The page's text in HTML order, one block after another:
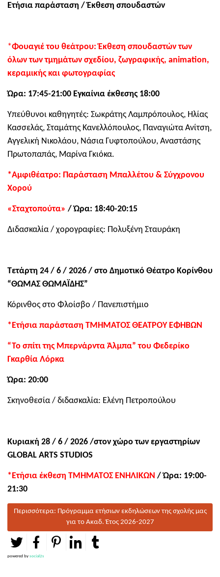
Ετήσια παράσταση / Έκθεση σπουδαστών
*Φουαγιέ του θεάτρου: Έκθεση σπουδαστών των
όλων των τμημάτων σχεδίου, ζωγραφικής, animation,
κεραμικής και φωτογραφίας
Ώρα: 17:45-21:00 Εγκαίνια έκθεσης 18:00
Υπεύθυνοι καθηγητές: Σωκράτης Λαμπρόπουλος, Ηλίας
Κασσελάς, Σταμάτης Κανελλόπουλος, Παναγιώτα Ανίτση,
Αγγελική Νικολάου, Νάσια Γυφτοπούλου, Αναστάσης
Πρωτοπαπάς, Μαρίνα Γκιόκα.
*Αμφιθέατρο: Παράσταση Μπαλλέτου & Σύγχρονου
Χορού
«Σταχτοπούτα» / Ώρα: 18:40-20:15
Διδασκαλία / χορογραφίες: Πολυξένη Σταυράκη
Τετάρτη 24 / 6 / 2026 / στο Δημοτικό Θέατρο Κορίνθου
“ΘΩΜΑΣ ΘΩΜΑΪΔΗΣ”
Κόρινθος στο Φλοίσβο / Πανεπιστήμιο
*Ετήσια παράσταση ΤΜΗΜΑΤΟΣ ΘΕΑΤΡΟΥ ΕΦΗΒΩΝ
“Το σπίτι της Μπερνάρντα Άλμπα” του Φεδερίκο
Γκαρθία Λόρκα
Ώρα: 20:00
Σκηνοθεσία / διδασκαλία: Ελένη Πετροπούλου
Κυριακή 28 / 6 / 2026 /στον χώρο των εργαστηρίων
GLOBAL ARTS STUDIOS
*Ετήσια έκθεση ΤΜΗΜΑΤΟΣ ΕΝΗΛΙΚΩΝ / Ώρα: 19:00-
21:30
Περισσότερα: Πρόγραμμα ετήσιων εκδηλώσεων της σχολής μας
για το Ακαδ. Έτος 2026-2027
powered by social2s